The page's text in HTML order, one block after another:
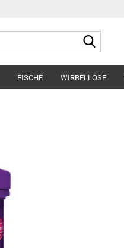
FISCHE WIRBELLOSE